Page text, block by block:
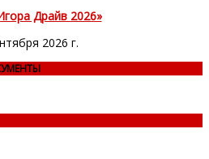
Драйв 2026»
2026 г.